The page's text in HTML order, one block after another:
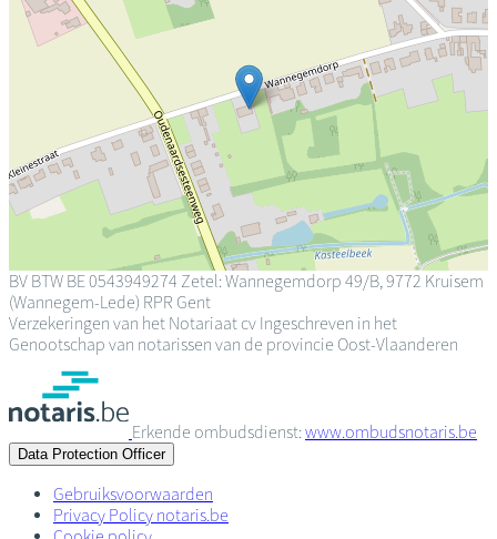
BV BTW BE 0543949274 Zetel: Wannegemdorp 49/B, 9772 Kruisem
(Wannegem-Lede) RPR Gent
Verzekeringen van het Notariaat cv Ingeschreven in het
Genootschap van notarissen van de provincie Oost-Vlaanderen
Erkende ombudsdienst:www.ombudsnotaris.be
Data Protection Officer
Gebruiksvoorwaarden
Privacy Policy notaris.be